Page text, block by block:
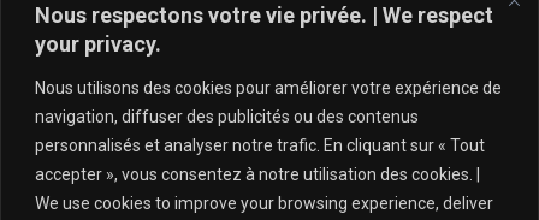
Nous respectons votre vie privée. | We respect
your privacy.
Nous utilisons des cookies pour améliorer votre expérience de
navigation, diffuser des publicités ou des contenus
personnalisés et analyser notre trafic. En cliquant sur « Tout
accepter », vous consentez à notre utilisation des cookies. |
We use cookies to improve your browsing experience, deliver
Infoclub – Période des fêtes 2022-23!